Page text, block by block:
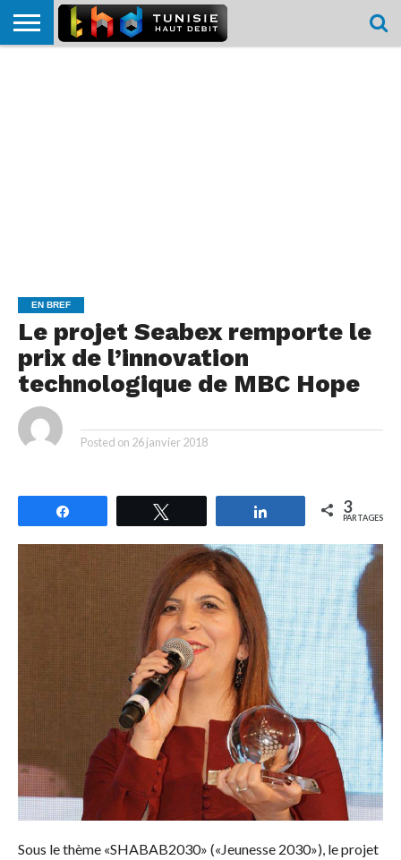
EN BREF
Le projet Seabex remporte le
prix de l’innovation
technologique de MBC Hope
Posted on 26 janvier 2018
Partagez 3
PARTAGES
Sous le thème «SHABAB2030» («Jeunesse 2030»), le projet